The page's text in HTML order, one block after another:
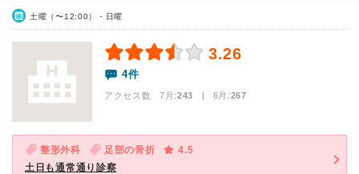
土曜（〜12:00）・日曜
3.26
4件
アクセス数 7月:243 | 6月:267
整形外科 足部の骨折
4.5
土日も通常通り診察